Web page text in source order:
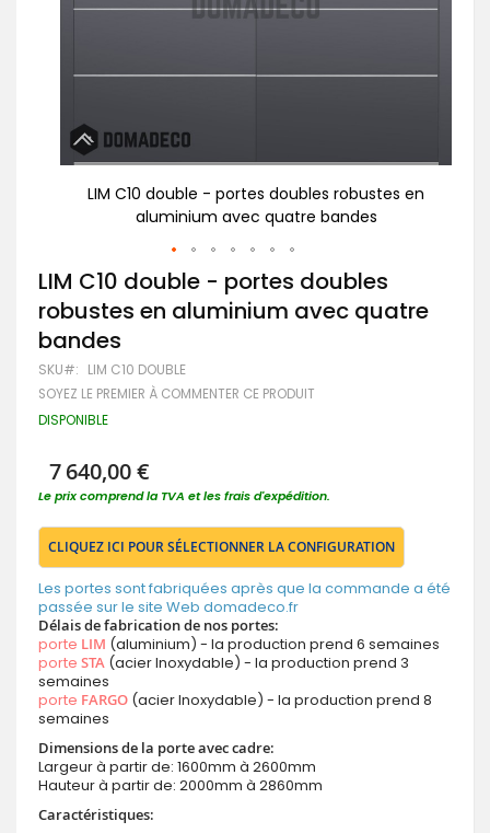
LIM C10 double - portes doubles robustes en
aluminium avec quatre bandes
Passer
au
début
de
la
Galerie
d’images
LIM C10 double - portes doubles
robustes en aluminium avec quatre
bandes
SKU LIM C10 DOUBLE
SOYEZ LE PREMIER À COMMENTER CE PRODUIT
DISPONIBLE
7 640,00 €
Le prix comprend la TVA et les frais d'expédition.
CLIQUEZ ICI POUR SÉLECTIONNER LA CONFIGURATION
Les portes sont fabriquées après que la commande a été
passée sur le site Web domadeco.fr
Délais de fabrication de nos portes:
porte LIM (aluminium) - la production prend 6 semaines
porte STA (acier Inoxydable) - la production prend 3
semaines
porte FARGO (acier Inoxydable) - la production prend 8
semaines
Dimensions de la porte avec cadre:
Largeur à partir de: 1600mm à 2600mm
Hauteur à partir de: 2000mm à 2860mm
Caractéristiques: